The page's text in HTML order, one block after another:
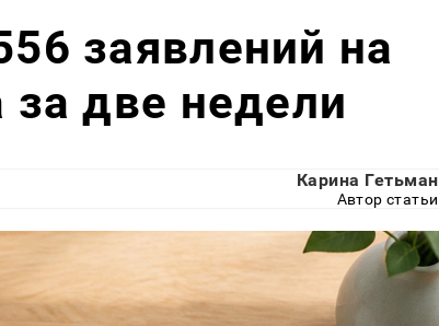
заявлений на
за две недели
Карина Гетьман
Автор статьи